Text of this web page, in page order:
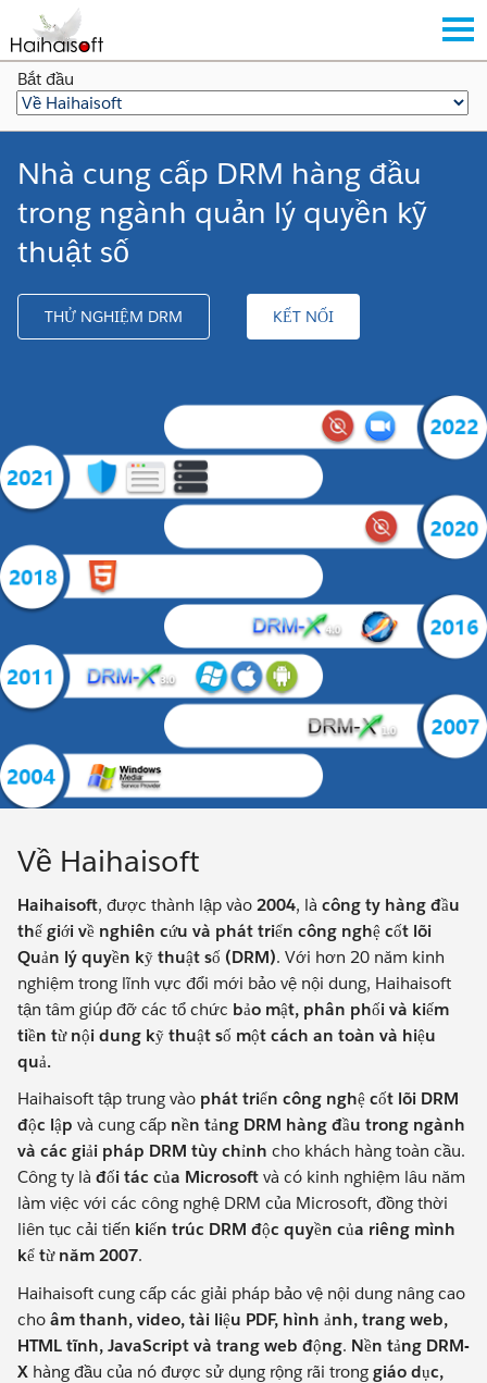
Bắt đầu
Nhà cung cấp DRM hàng đầu
trong ngành quản lý quyền kỹ
thuật số
THỬ NGHIỆM DRM KẾT NỐI
Về Haihaisoft
Haihaisoft, được thành lập vào 2004, là công ty hàng đầu
thế giới về nghiên cứu và phát triển công nghệ cốt lõi
Quản lý quyền kỹ thuật số (DRM). Với hơn 20 năm kinh
nghiệm trong lĩnh vực đổi mới bảo vệ nội dung, Haihaisoft
tận tâm giúp đỡ các tổ chức bảo mật, phân phối và kiếm
tiền từ nội dung kỹ thuật số một cách an toàn và hiệu
quả.
Haihaisoft tập trung vào phát triển công nghệ cốt lõi DRM
độc lập và cung cấp nền tảng DRM hàng đầu trong ngành
và các giải pháp DRM tùy chỉnh cho khách hàng toàn cầu.
Công ty là đối tác của Microsoft và có kinh nghiệm lâu năm
làm việc với các công nghệ DRM của Microsoft, đồng thời
liên tục cải tiến kiến trúc DRM độc quyền của riêng mình
kể từ năm 2007.
Haihaisoft cung cấp các giải pháp bảo vệ nội dung nâng cao
cho âm thanh, video, tài liệu PDF, hình ảnh, trang web,
HTML tĩnh, JavaScript và trang web động. Nền tảng DRM-
X hàng đầu của nó được sử dụng rộng rãi trong giáo dục,